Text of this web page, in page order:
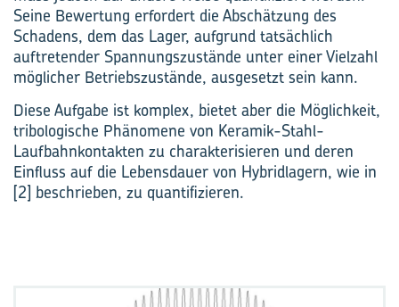
Seine Bewertung erfordert die Abschätzung des
Schadens, dem das Lager, aufgrund tatsächlich
auftretender Spannungszustände unter einer Vielzahl
möglicher Betriebszustände, ausgesetzt sein kann.
Diese Aufgabe ist komplex, bietet aber die Möglichkeit,
tribologische Phänomene von Keramik-Stahl-
Laufbahnkontakten zu charakterisieren und deren
Einfluss auf die Lebensdauer von Hybridlagern, wie in
[2] beschrieben, zu quantifizieren.